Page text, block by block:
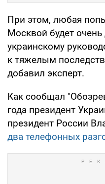
При этом, любая
Москвой будет очень
украинскому
к тяжелым
добавил эксперт.
Как сообщал
года президент
президент России
два телефонных